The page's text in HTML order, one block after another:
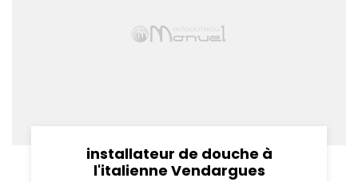
installateur de douche à
l'italienne Vendargues